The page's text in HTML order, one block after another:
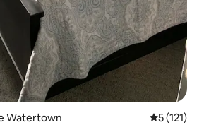
Watertown Priemerné
5 (121)